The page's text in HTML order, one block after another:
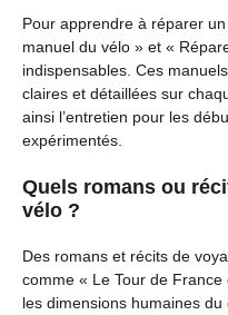
Pour apprendre à réparer
manuel du vélo » et «
indispensables. Ces
claires et détaillées sur
ainsi l’entretien pour les
expérimentés.
Quels romans ou
vélo ?
Des romans et récits de
comme « Le Tour de
les dimensions humaines